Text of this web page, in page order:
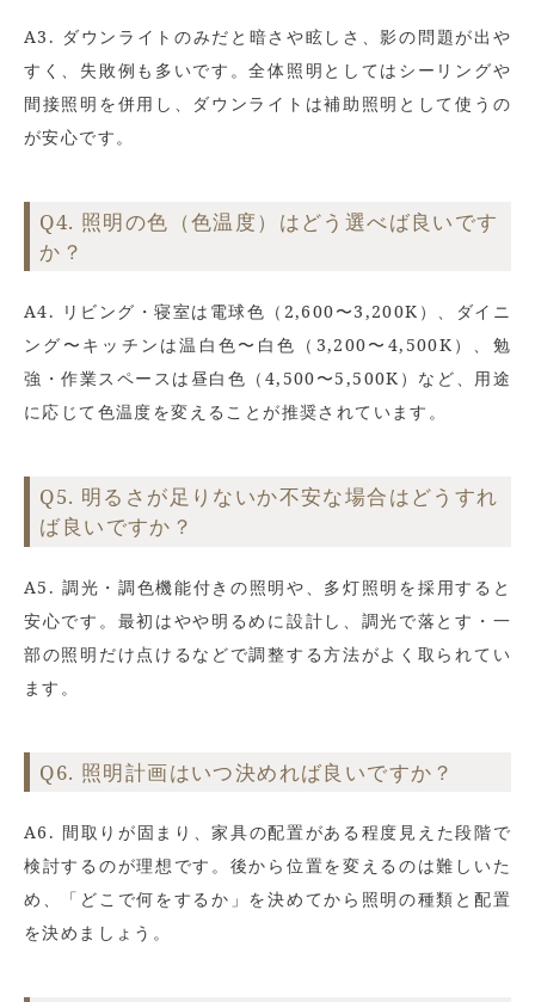
A3. ダウンライトのみだと暗さや眩しさ、影の問題が出や
すく、失敗例も多いです。全体照明としてはシーリングや
間接照明を併用し、ダウンライトは補助照明として使うの
が安心です。
Q4. 照明の色（色温度）はどう選べば良いです
か？
A4. リビング・寝室は電球色（2,600〜3,200K）、ダイニ
ング〜キッチンは温白色〜白色（3,200〜4,500K）、勉
強・作業スペースは昼白色（4,500〜5,500K）など、用途
に応じて色温度を変えることが推奨されています。
Q5. 明るさが足りないか不安な場合はどうすれ
ば良いですか？
A5. 調光・調色機能付きの照明や、多灯照明を採用すると
安心です。最初はやや明るめに設計し、調光で落とす・一
部の照明だけ点けるなどで調整する方法がよく取られてい
ます。
Q6. 照明計画はいつ決めれば良いですか？
A6. 間取りが固まり、家具の配置がある程度見えた段階で
検討するのが理想です。後から位置を変えるのは難しいた
め、「どこで何をするか」を決めてから照明の種類と配置
を決めましょう。